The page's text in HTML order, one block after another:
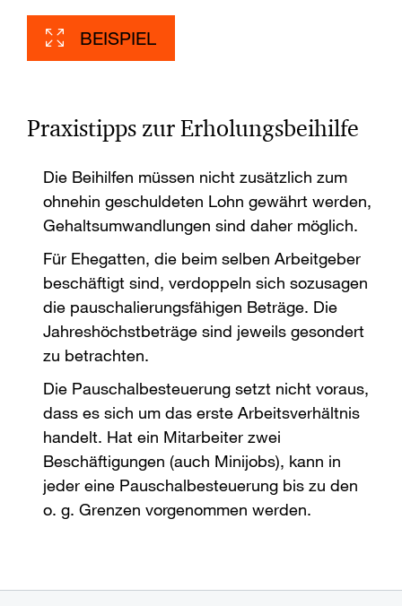
BEISPIEL
Praxistipps zur Erholungsbeihilfe
Die Beihilfen müssen nicht zusätzlich zum
ohnehin geschuldeten Lohn gewährt werden,
Gehaltsumwandlungen sind daher möglich.
Für Ehegatten, die beim selben Arbeitgeber
beschäftigt sind, verdoppeln sich sozusagen
die pauschalierungsfähigen Beträge. Die
Jahreshöchstbeträge sind jeweils gesondert
zu betrachten.
Die Pauschalbesteuerung setzt nicht voraus,
dass es sich um das erste Arbeitsverhältnis
handelt. Hat ein Mitarbeiter zwei
Beschäftigungen (auch Minijobs), kann in
jeder eine Pauschalbesteuerung bis zu den
o. g. Grenzen vorgenommen werden.